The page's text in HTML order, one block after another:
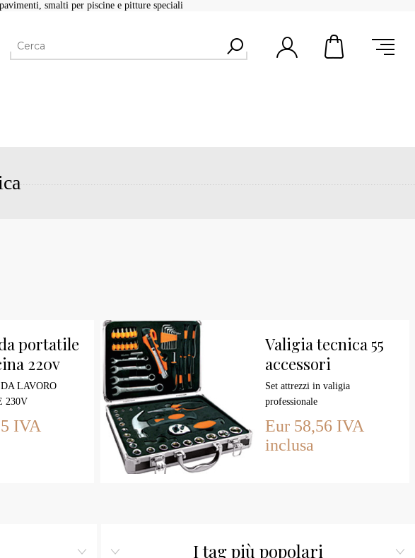
smalti per piscine e pitture speciali
portatile
220v
LAVORO
230V
IVA
Valigia tecnica 55
accessori
Set attrezzi in valigia
professionale
Eur 58,56 IVA
inclusa
I tag più popolari